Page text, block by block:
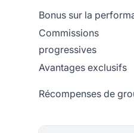
Bonus sur la
Commissions
progressives
Avantages exclusifs
Récompenses de